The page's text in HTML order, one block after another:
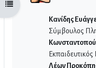
Open course index
Κανίδης
Σύμβουλος
Λέων